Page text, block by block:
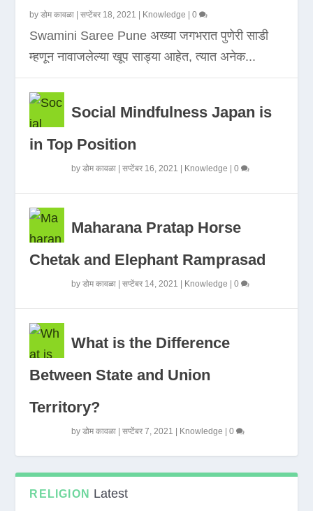
byडोम कावळा |सप्टेंबर 18, 2021 Knowledge |0
Swamini Saree Pune अख्या जगभरात पुणेरी साडी
म्हणून नावाजलेल्या खूप साड्या आहेत, त्यात अनेक...
Social Mindfulness Japan is
in Top Position
byडोम कावळा |सप्टेंबर 16, 2021 Knowledge |0
Maharana Pratap Horse
Chetak and Elephant Ramprasad
byडोम कावळा |सप्टेंबर 14, 2021 Knowledge |0
What is the Difference
Between State and Union
Territory?
byडोम कावळा |सप्टेंबर 7, 2021 Knowledge |0
RELIGION Latest